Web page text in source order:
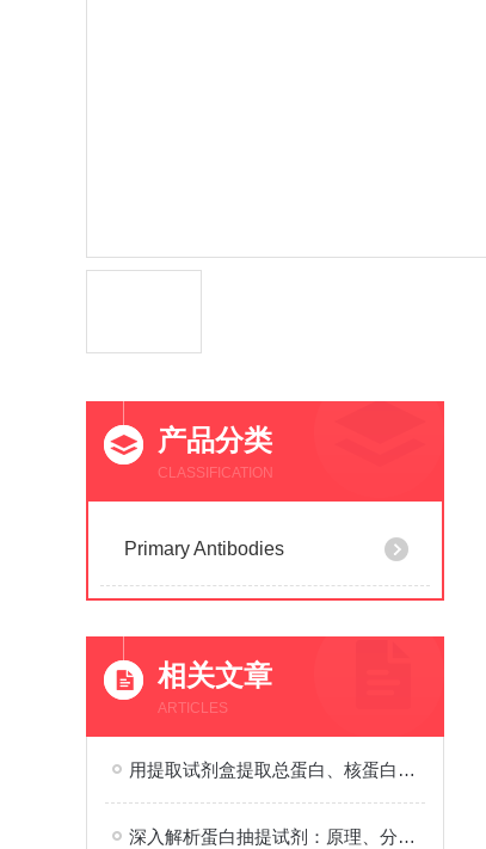
产品分类
CLASSIFICATION
Primary Antibodies
相关文章
ARTICLES
用提取试剂盒提取总蛋白、核蛋白、膜蛋白
深入解析蛋白抽提试剂：原理、分类、应用及优化策略在生物研究中的重要性